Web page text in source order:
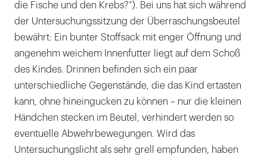
die Fische und den Krebs?“). Bei uns hat sich während
der Untersuchungssitzung der Überraschungsbeutel
bewährt: Ein bunter Stoffsack mit enger Öffnung und
angenehm weichem Innenfutter liegt auf dem Schoß
des Kindes. Drinnen befinden sich ein paar
unterschiedliche Gegenstände, die das Kind ertasten
kann, ohne hineingucken zu können – nur die kleinen
Händchen stecken im Beutel, verhindert werden so
eventuelle Abwehrbewegungen. Wird das
Untersuchungslicht als sehr grell empfunden, haben